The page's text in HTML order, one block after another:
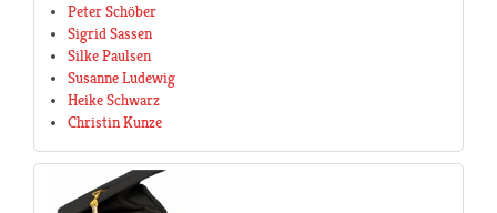
Peter Schöber
Sigrid Sassen
Silke Paulsen
Susanne Ludewig
Heike Schwarz
Christin Kunze